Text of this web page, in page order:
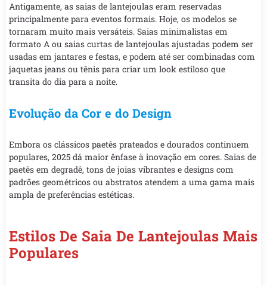
Antigamente, as saias de lantejoulas eram reservadas
principalmente para eventos formais. Hoje, os modelos se
tornaram muito mais versáteis. Saias minimalistas em
formato A ou saias curtas de lantejoulas ajustadas podem ser
usadas em jantares e festas, e podem até ser combinadas com
jaquetas jeans ou tênis para criar um look estiloso que
transita do dia para a noite.
Evolução da Cor e do Design
Embora os clássicos paetês prateados e dourados continuem
populares, 2025 dá maior ênfase à inovação em cores. Saias de
paetês em degradê, tons de joias vibrantes e designs com
padrões geométricos ou abstratos atendem a uma gama mais
ampla de preferências estéticas.
Estilos De Saia De Lantejoulas Mais
Populares